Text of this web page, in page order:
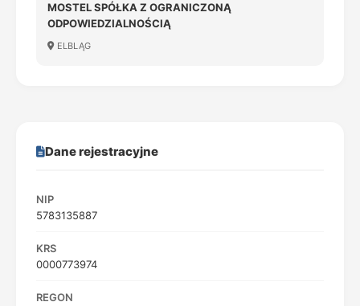
MOSTEL SPÓŁKA Z OGRANICZONĄ
ODPOWIEDZIALNOŚCIĄ
ELBLĄG
Dane rejestracyjne
NIP
5783135887
KRS
0000773974
REGON